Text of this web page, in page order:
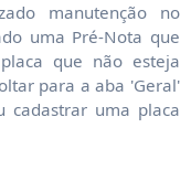
manutenção no
uma Pré-Nota que
que não esteja
para a aba 'Geral'
cadastrar uma placa